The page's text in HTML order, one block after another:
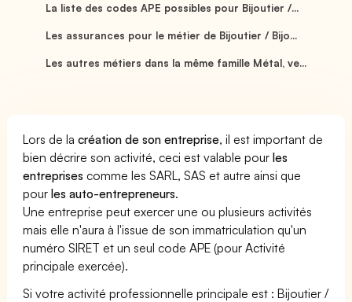
La liste des codes APE possibles pour Bijoutier /...
Les assurances pour le métier de Bijoutier / Bijo...
Les autres métiers dans la même famille Métal, ve...
Lors de lacréation de son entreprise, il est important de
bien décrire son activité, ceci est valable pourles
entreprises comme les SARL, SAS et autre ainsi que
pourles auto-entrepreneurs.
Une entreprise peut exercer une ou plusieurs activités
mais elle n'aura à l'issue de son immatriculation qu'un
numéro SIRET et un seul code APE (pour Activité
principale exercée).
Si votre activité professionnelle principale est : Bijoutier /